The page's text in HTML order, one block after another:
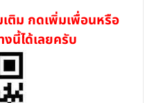
ติม กดเพิ่มเพื่อนหรือ
นี้ได้เลยครับ